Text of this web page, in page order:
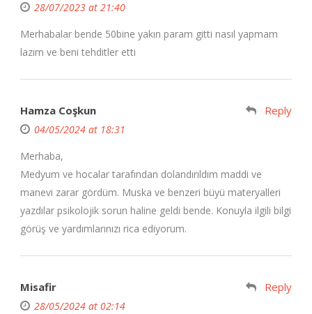
28/07/2023 at 21:40
Merhabalar bende 50bine yakın param gitti nasıl yapmam
lazım ve beni tehditler etti
Hamza Coşkun
04/05/2024 at 18:31
Reply
Merhaba,
Medyum ve hocalar tarafından dolandırıldım maddi ve
manevi zarar gördüm. Muska ve benzeri büyü materyalleri
yazdılar psikolojik sorun haline geldi bende. Konuyla ilgili bilgi
görüş ve yardımlarınızı rica ediyorum.
Misafir
28/05/2024 at 02:14
Reply